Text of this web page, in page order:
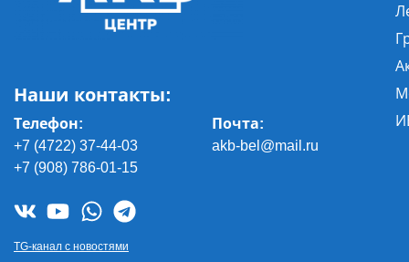
Наши контакты:
Телефон:
+7 (4722) 37-44-03
+7 (908) 786-01-15
Почта:
akb-bel@mail.ru
TG-канал с новостями